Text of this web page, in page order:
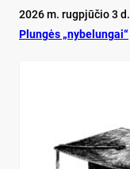
2026 m. rugpjūčio 3 d.
Plun­gės „ny­be­lun­gai“